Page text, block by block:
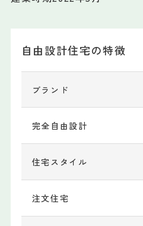
自由設計住宅の特徴
ブランド
完全自由設計
住宅スタイル
注文住宅